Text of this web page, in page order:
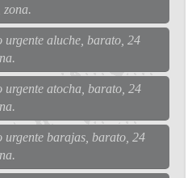
zona.
urgente aluche, barato, 24
urgente atocha, barato, 24
urgente barajas, barato, 24